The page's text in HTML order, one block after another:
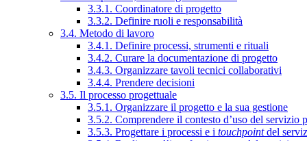
3.3.1. Coordinatore di progetto
3.3.2. Definire ruoli e responsabilità
3.4. Metodo di lavoro
3.4.1. Definire processi, strumenti e rituali
3.4.2. Curare la documentazione di progetto
3.4.3. Organizzare tavoli tecnici collaborativi
3.4.4. Prendere decisioni
3.5. Il processo progettuale
3.5.1. Organizzare il progetto e la sua gestione
3.5.2. Comprendere il contesto d’uso del servizio
3.5.3. Progettare i processi e i touchpointdel